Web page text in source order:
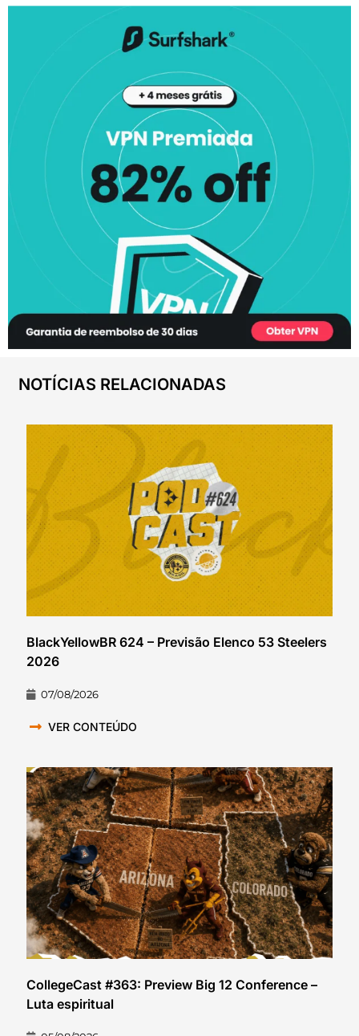
NOTÍCIAS RELACIONADAS
BlackYellowBR 624 – Previsão Elenco 53 Steelers
2026
07/08/2026
VER CONTEÚDO
CollegeCast #363: Preview Big 12 Conference –
Luta espiritual